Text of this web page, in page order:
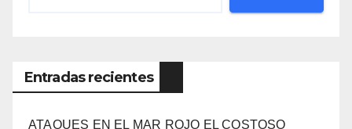
Entradas recientes
ATAQUES EN EL MAR ROJO EL COSTOSO